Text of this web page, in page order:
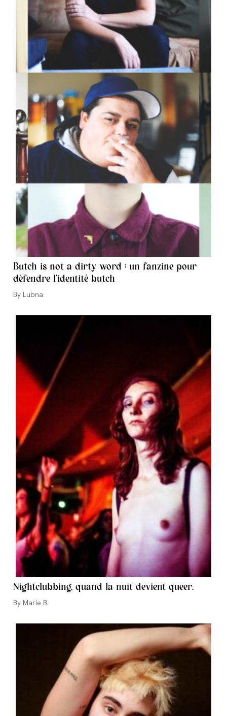
publication :
Butch is not a dirty word : un fanzine pour
défendre l’identité butch
Auteur/autrice
la
Lubna
Nightclubbing, quand la nuit devient queer.
Auteur/autrice
la
Marie B.